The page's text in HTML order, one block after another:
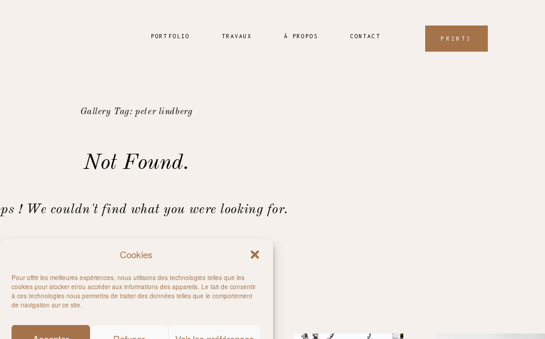
Cookies
Pour offrir les meilleures expériences, nous utilisons des technologies telles que les
cookies pour stocker et/ou accéder aux informations des appareils. Le fait de consentir
à ces technologies nous permettra de traiter des données telles que le comportement
de navigation sur ce site.
PORTFOLIO TRAVAUX À PROPOS CONTACT PRINTS
Gallery Tag: peter lindberg
Not Found.
! We couldn't find what you were looking for.